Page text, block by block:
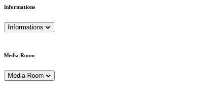
Informations
Informations
Media Room
Media Room